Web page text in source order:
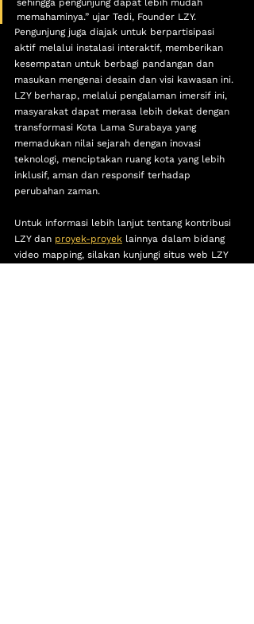
memahaminya.” ujar Tedi, Founder LZY.
Pengunjung juga diajak untuk berpartisipasi
aktif melalui instalasi interaktif, memberikan
kesempatan untuk berbagi pandangan dan
masukan mengenai desain dan visi kawasan ini.
LZY berharap, melalui pengalaman imersif ini,
masyarakat dapat merasa lebih dekat dengan
transformasi Kota Lama Surabaya yang
memadukan nilai sejarah dengan inovasi
teknologi, menciptakan ruang kota yang lebih
inklusif, aman dan responsif terhadap
perubahan zaman.
Untuk informasi lebih lanjut tentang kontribusi
LZY dan proyek-proyek lainnya dalam bidang
video mapping, silakan kunjungi situs web LZY